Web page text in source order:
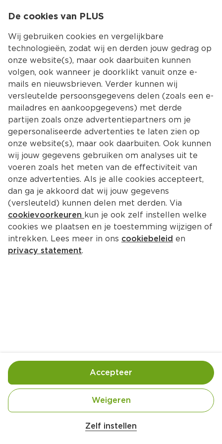
Kies jouw
Terug Producten
PLUS Pompoenblokjes
Per Zak 400 g  (per kilo €8.73)
Handige informatie over dit product
De cookies van PLUS
Wij gebruiken cookies en vergelijkbare
technologieën, zodat wij en derden jouw gedrag op
onze website(s), maar ook daarbuiten kunnen
volgen, ook wanneer je doorklikt vanuit onze e-
mails en nieuwsbrieven. Verder kunnen wij
versleutelde persoonsgegevens delen (zoals een e-
mailadres en aankoopgegevens) met derde
partijen zoals onze advertentiepartners om je
gepersonaliseerde advertenties te laten zien op
onze website(s), maar ook daarbuiten. Ook kunnen
wij jouw gegevens gebruiken om analyses uit te
voeren zoals het meten van de effectiviteit van
onze advertenties. Als je alle cookies accepteert,
dan ga je akkoord dat wij jouw gegevens
(versleuteld) kunnen delen met derden. Via
cookievoorkeuren kun je ook zelf instellen welke
cookies we plaatsen en je toestemming wijzigen of
intrekken. Lees meer in ons cookiebeleid en
privacy statement.
Zelf instellen
Weigeren
Accepteer